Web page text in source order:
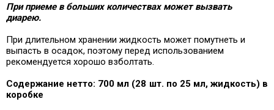
При приеме в больших количествах может вызвать
диарею.
При длительном хранении жидкость может помутнеть и
выпасть в осадок, поэтому перед использованием
рекомендуется хорошо взболтать.
Содержание нетто: 700 мл (28 шт. по 25 мл, жидкость) в
коробке